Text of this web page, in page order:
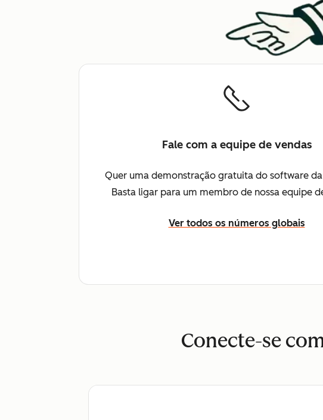
Fale com a equipe de vendas
Quer uma demonstração gratuita do software
Basta ligar para um membro de nossa equipe
Ver todos os números globais
Conecte-se